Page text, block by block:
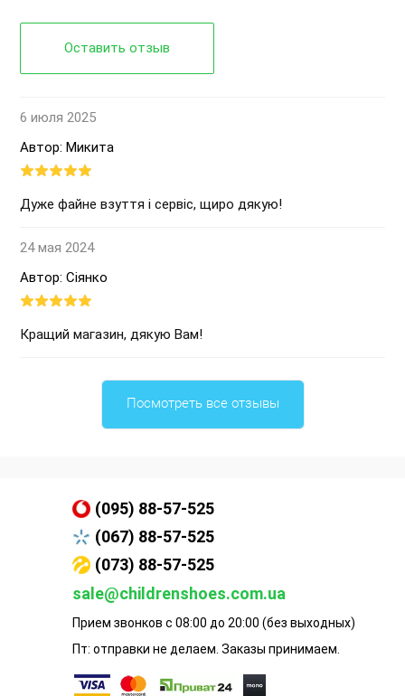
Оставить отзыв
6 июля 2025
Автор: Микита
Дуже файне взуття і сервіс, щиро дякую!
24 мая 2024
Автор: Сіянко
Кращий магазин, дякую Вам!
Посмотреть все отзывы
(095) 88-57-525
(067) 88-57-525
(073) 88-57-525
sale@childrenshoes.com.ua
Прием звонков с 08:00 до 20:00 (без выходных)
Пт: отправки не делаем. Заказы принимаем.